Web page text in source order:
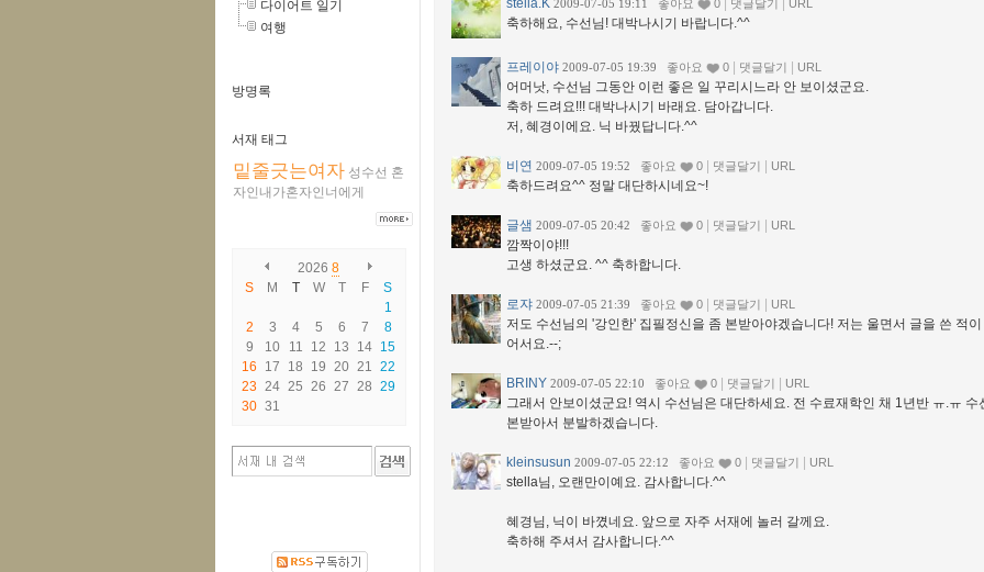
다이어트 일기
여행
방명록
서재 태그
밑줄긋는여자 성수선 혼
자인내가혼자인너에게
2026 8
S
M T W T F
S
1
2
3 4 5 6 7
8
9
10 11 12 13 14 15
16
17 18 19 20 21
22
23 24 25 26 27 28 29
30 31
stella.K 2009-07-05 19:11 좋아요 0 댓글달기 URL
축하해요, 수선님! 대박나시기 바랍니다.^^
프레이야 2009-07-05 19:39 좋아요 0 댓글달기 URL
어머낫, 수선님 그동안 이런 좋은 일 꾸리시느라 안 보이셨군요.
축하 드려요!!! 대박나시기 바래요. 담아갑니다.
저, 혜경이에요. 닉 바꿨답니다.^^
비연 2009-07-05 19:52 좋아요 0 댓글달기 URL
축하드려요^^ 정말 대단하시네요~!
글샘 2009-07-05 20:42 좋아요 0 댓글달기 URL
깜짝이야!!!
고생 하셨군요. ^^ 축하합니다.
로쟈 2009-07-05 21:39 좋아요 0 댓글달기 URL
저도 수선님의 '강인한' 집필정신을 좀 본받아야겠습니다! 저는 울면서 글을 쓴 적
어서요.--;
BRINY 2009-07-05 22:10 좋아요 0 댓글달기 URL
그래서 안보이셨군요! 역시 수선님은 대단하세요. 전 수료재학인 채 1년반 ㅠ.ㅠ 수
본받아서 분발하겠습니다.
kleinsusun 2009-07-05 22:12 좋아요 0 댓글달기 URL
stella님, 오랜만이예요. 감사합니다.^^
혜경님, 닉이 바꼈네요. 앞으로 자주 서재에 놀러 갈께요.
축하해 주셔서 감사합니다.^^